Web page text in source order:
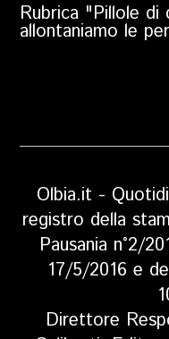
Rubrica "Pillole
allontaniamo le
Olbia.it -
registro della
Pausania n°2/
17/5/2016 e
Direttore